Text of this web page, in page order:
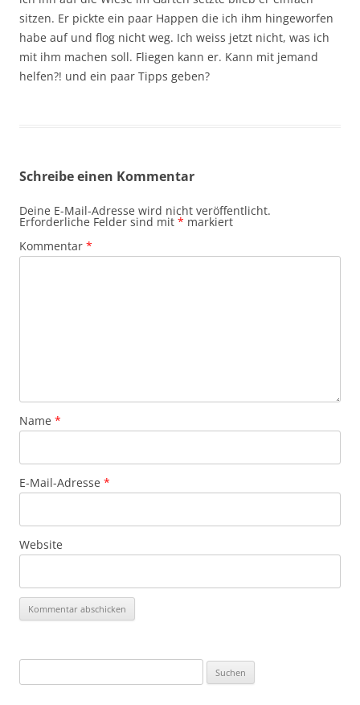
sitzen. Er pickte ein paar Happen die ich ihm hingeworfen
habe auf und flog nicht weg. Ich weiss jetzt nicht, was ich
mit ihm machen soll. Fliegen kann er. Kann mit jemand
helfen?! und ein paar Tipps geben?
Schreibe einen Kommentar
Deine E-Mail-Adresse wird nicht veröffentlicht.
Erforderliche Felder sind mit * markiert
Kommentar *
Name *
E-Mail-Adresse *
Website
nach: